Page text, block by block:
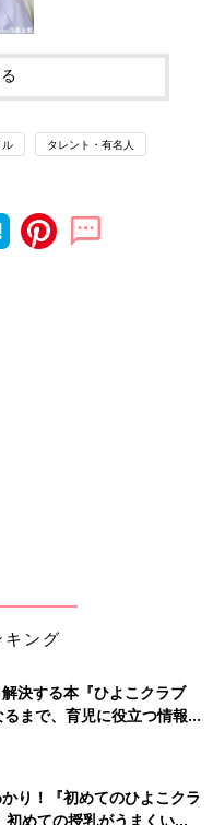
タレント・有名人
ング
決する本『ひよこクラブ
まで、育児に役立つ情報が
り！『初めてのひよこクラ
めての授乳がうまくい